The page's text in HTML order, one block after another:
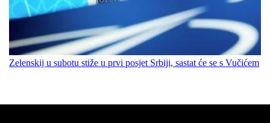
Zelenskij u subotu stiže u prvi posjet Srbiji, sastat će se s Vučićem